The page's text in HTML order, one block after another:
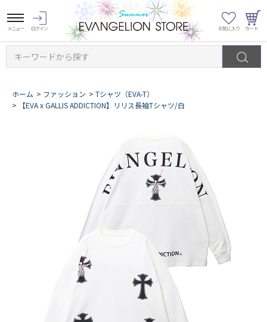
キーワードから探す
ホーム > ファッション > Tシャツ（EVA-T）
>
【EVA x GALLIS ADDICTION】リリス長袖Tシャツ/白